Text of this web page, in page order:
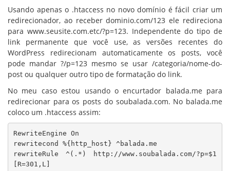
Usando apenas o .htaccess no novo domínio é fácil criar um
redirecionador, ao receber dominio.com/123 ele redireciona
para www.seusite.com.etc/?p=123. Independente do tipo de
link permanente que você use, as versões recentes do
WordPress redirecionam automaticamente os posts, você
pode mandar ?/p=123 mesmo se usar /categoria/nome-do-
post ou qualquer outro tipo de formatação do link.
No meu caso estou usando o encurtador balada.me para
redirecionar para os posts do soubalada.com. No balada.me
coloco um .htaccess assim:
RewriteEngine On
rewritecond %{http_host} ^balada.me
rewriteRule ^(.*) http://www.soubalada.com/?p=$1
[R=301,L]